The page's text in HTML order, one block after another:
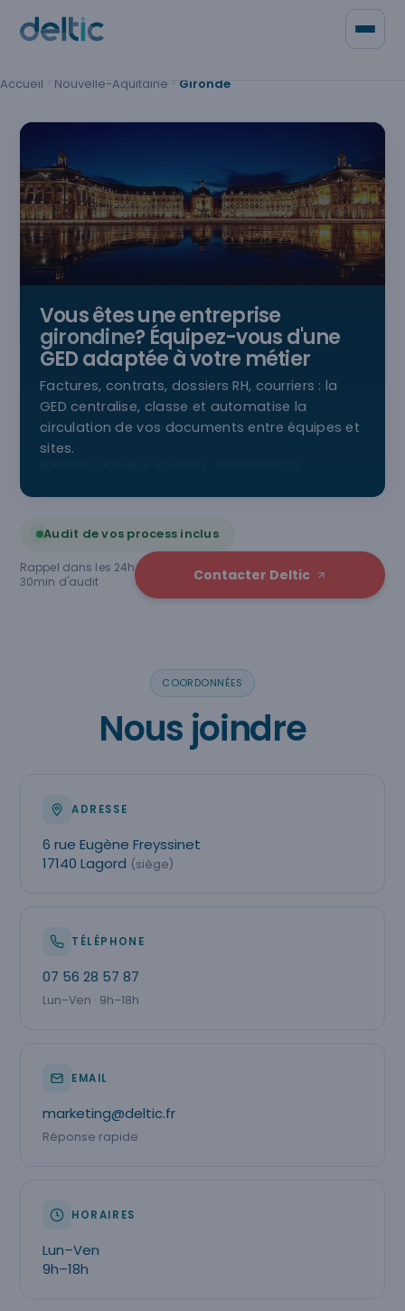
Qui sommes-nous
Accueil Nouvelle-Aquitaine Gironde
Vous êtes une entreprise
girondine? Équipez-vous d'une
GED adaptée à votre métier
Factures, contrats, dossiers RH, courriers : la
GED centralise, classe et automatise la
circulation de vos documents entre équipes et
sites.
Audit de vos process inclus
Rappel dans les 24h
30min d'audit
Contacter Deltic
COORDONNÉES
Nous joindre
ADRESSE
6 rue Eugène Freyssinet
17140 Lagord (siège)
TÉLÉPHONE
07 56 28 57 87
Lun–Ven · 9h–18h
EMAIL
marketing@deltic.fr
Réponse rapide
HORAIRES
Lun–Ven
9h–18h
Panneau de gestion des cookies